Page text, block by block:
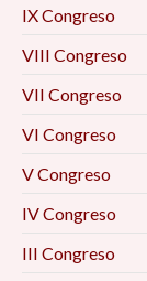
IX Congreso
VIII Congreso
VII Congreso
VI Congreso
V Congreso
IV Congreso
III Congreso